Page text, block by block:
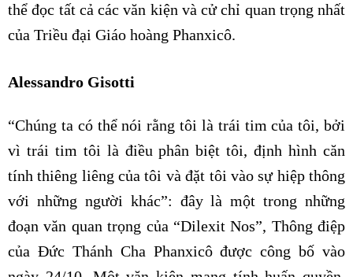
thể đọc tất cả các văn kiện và cử chỉ quan trọng nhất
của Triều đại Giáo hoàng Phanxicô.
Alessandro Gisotti
“Chúng ta có thể nói rằng tôi là trái tim của tôi, bởi
vì trái tim tôi là điều phân biệt tôi, định hình căn
tính thiêng liêng của tôi và đặt tôi vào sự hiệp thông
với những người khác”: đây là một trong những
đoạn văn quan trọng của “Dilexit Nos”, Thông điệp
của Đức Thánh Cha Phanxicô được công bố vào